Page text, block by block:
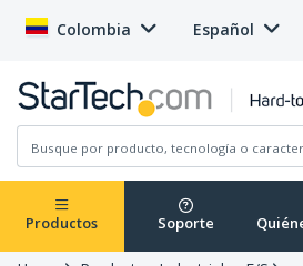
Colombia Español
Productos Soporte